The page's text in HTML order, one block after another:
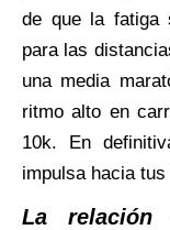
de que la fatiga
para las
una media
ritmo alto en
10k. En
impulsa hacia
La